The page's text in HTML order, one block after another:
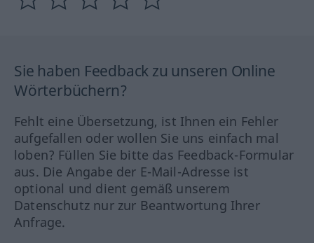
Sie haben Feedback zu unseren Online
Wörterbüchern?
Fehlt eine Übersetzung, ist Ihnen ein Fehler
aufgefallen oder wollen Sie uns einfach mal
loben? Füllen Sie bitte das Feedback-Formular
aus. Die Angabe der E-Mail-Adresse ist
optional und dient gemäß unserem
Datenschutz nur zur Beantwortung Ihrer
Anfrage.